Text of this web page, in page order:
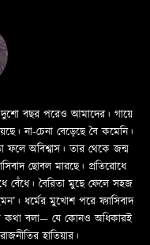
দুশো বছর পরেও আমাদের। গায়ে
না-চেনা বেড়েছে বৈ কমেনি।
অবিশ্বাস। তার থেকে জন্ম
ছোবল মারছে। প্রতিরোধে
বৈরিতা মুছে ফেলে সহজ
ধর্মের মুখোশ পরে ফ্যাসিবাদ
কথা বলা—­­ যে কোনও অধিকারই
হাতিয়ার।